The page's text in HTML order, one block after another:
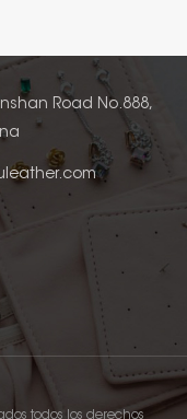
Road No.888,
todos los derechos